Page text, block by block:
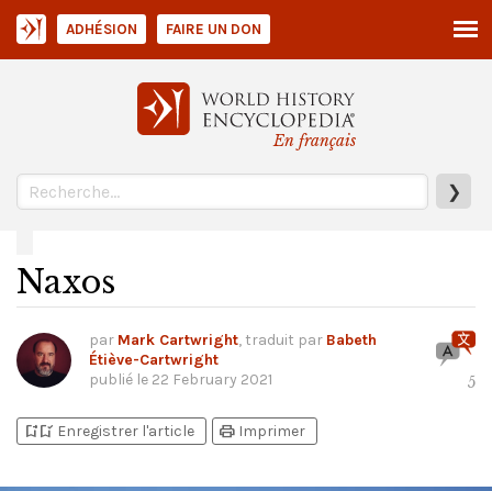
En français
❯
ADHÉSION FAIRE UN DON
Naxos
par Mark Cartwright, traduit par Babeth
Étiève-Cartwright
publié le 22 February 2021 5
bookmark_addbookmark_added Enregistrer l'article print Imprimer